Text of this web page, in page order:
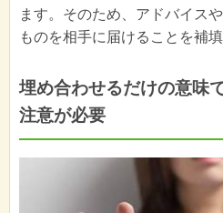
ます。そのため、アドバイス
ものを相手に届けることを補
埋め合わせるだけの意味
注意が必要